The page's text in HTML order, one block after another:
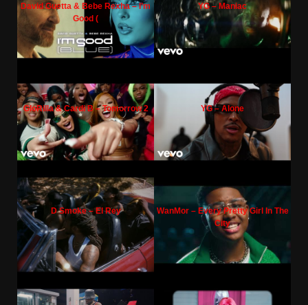
David Guetta & Bebe Rexha – I’m
Good (
YG – Maniac
GloRilla & Cardi B – Tomorrow 2 YG – Alone
D Smoke – El Rey
WanMor – Every Pretty Girl In The
City